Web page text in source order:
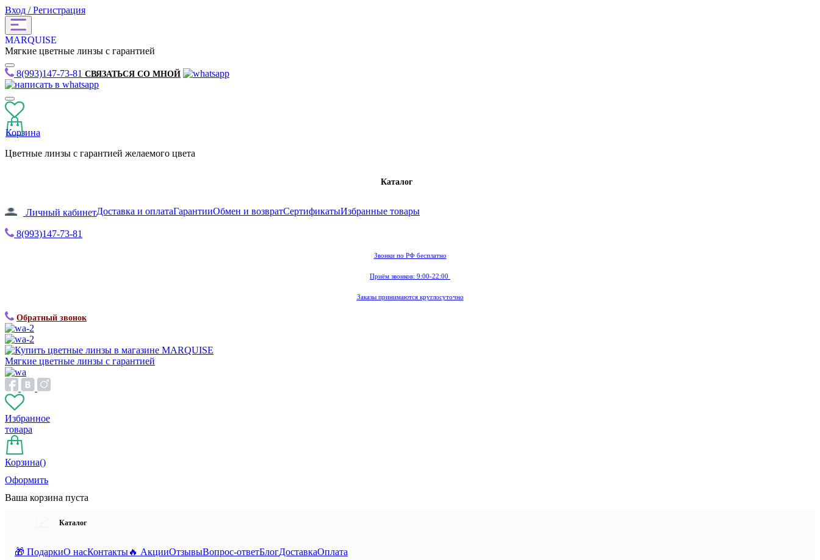
Вход / Регистрация
MARQUISE
Мягкие цветные линзы с гарантией
8(993)147-73-81 СВЯЗАТЬСЯ СО МНОЙ
Корзина
Цветные линзы с гарантией желаемого цвета
Каталог
Личный кабинетДоставка и оплатаГарантииОбмен и возвратСертификатыИзбранные товары
8(993)147-73-81
Звонки по РФ бесплатно
Приём звонков: 9:00-22:00
Заказы принимаются круглосуточно
Обратный звонок
Мягкие цветные линзы с гарантией
Избранное
товара
Корзина()
Оформить
Ваша корзина пуста
Каталог
🎁 ПодаркиО насКонтакты🔥 АкцииОтзывыВопрос-ответБлогДоставкаОплата